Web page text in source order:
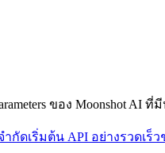
ของ Moonshot AI
ำกัดเริ่มต้น API อย่างรวดเร็ว